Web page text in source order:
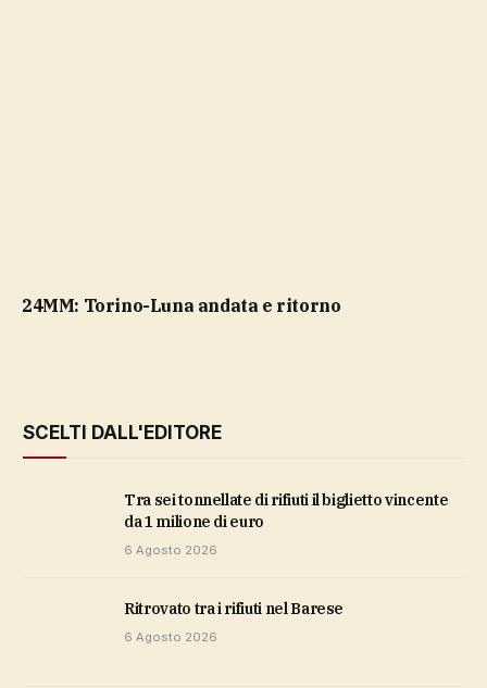
24MM: Torino-Luna andata e ritorno
SCELTI DALL'EDITORE
Tra sei tonnellate di rifiuti il biglietto vincente
da 1 milione di euro
6 Agosto 2026
ritrovato tra i rifiuti nel Barese
6 Agosto 2026